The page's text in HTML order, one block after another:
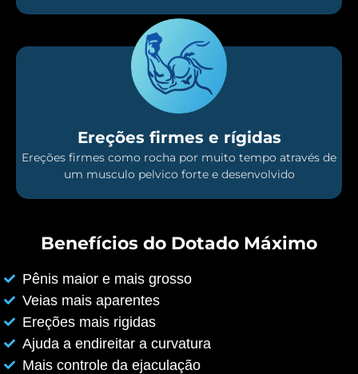
Ereções firmes e rígidas
Ereções firmes como rocha por muito tempo através de
um musculo pelvico forte e desenvolvido
Benefícios do Dotado Máximo
Pênis maior e mais grosso
Veias mais aparentes
Ereções mais rigidas
Ajuda a endireitar a curvatura
Mais controle da ejaculação